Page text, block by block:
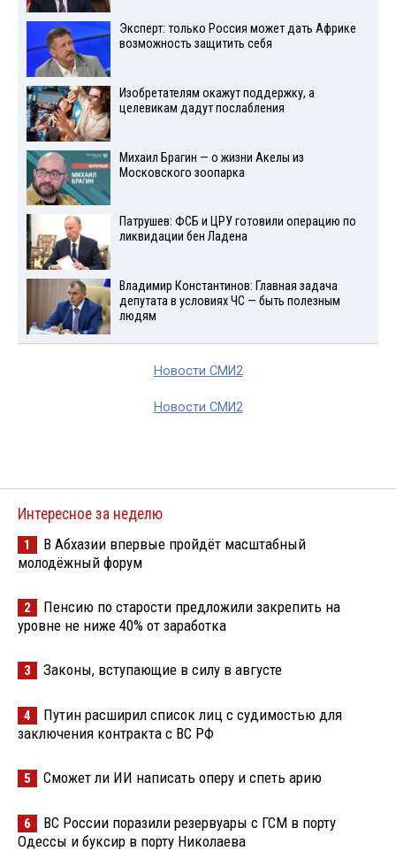
Эксперт: только Россия может дать Африке
возможность защитить себя
Изобретателям окажут поддержку, а
целевикам дадут послабления
Михаил Брагин — о жизни Акелы из
Московского зоопарка
Патрушев: ФСБ и ЦРУ готовили операцию по
ликвидации бен Ладена
Владимир Константинов: Главная задача
депутата в условиях ЧС — быть полезным
людям
Новости СМИ2
Новости СМИ2
Интересное за неделю
1
В Абхазии впервые пройдёт масштабный
молодёжный форум
2
Пенсию по старости предложили закрепить на
уровне не ниже 40% от заработка
3 Законы, вступающие в силу в августе
4
Путин расширил список лиц с судимостью для
заключения контракта с ВС РФ
5 Сможет ли ИИ написать оперу и спеть арию
6
ВС России поразили резервуары с ГСМ в порту
Одессы и буксир в порту Николаева